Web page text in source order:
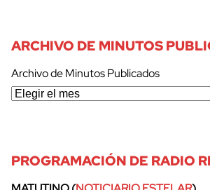
ARCHIVO DE MINUTOS
Archivo de Minutos Publicados
PROGRAMACIÓN DE RADIO